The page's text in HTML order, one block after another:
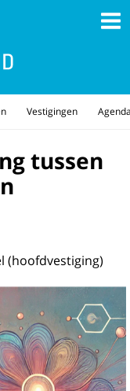
Vestigingen
tussen
(hoofdvestiging)